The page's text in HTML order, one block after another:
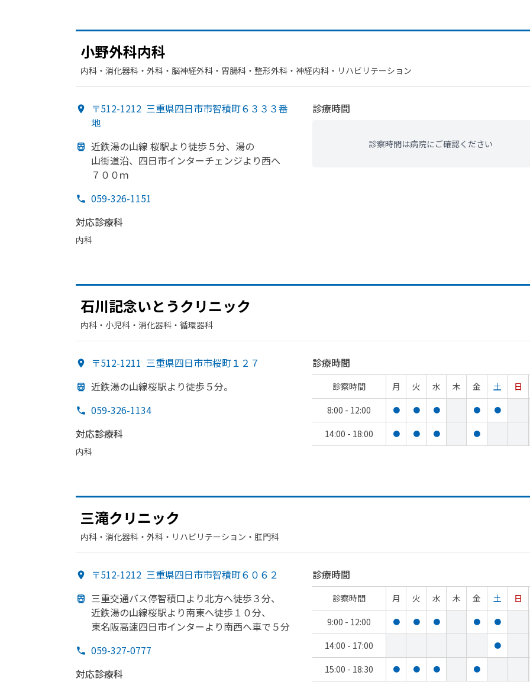
小野外科内科
内科・​消化器科・​外科・​脳神経外科・​胃腸科・​整形外科・​神経内科・​リハビリテーション
〒512-1212 三重県四日市市智積町６３３３番
地
近鉄湯の山線 桜駅より徒歩５分、 湯の
山街道沿、 四日市インターチェンジより西へ
７００ｍ
059-326-1151
対応診療科
内科
診療時間
診察時間は病院にご確認ください
石川記念いとうクリニック
内科・​小児科・​消化器科・​循環器科
〒512-1211 三重県四日市市桜町１２７
近鉄湯の山線桜駅より徒歩５分。
059-326-1134
対応診療科
内科
診療時間
診察時間 月 火 水 木 金 土
日
8:00 - 12:00
● ● ● ● ●
14:00 - 18:00 ● ● ● ●
三滝クリニック
内科・​消化器科・​外科・​リハビリテーション・​肛門科
〒512-1212 三重県四日市市智積町６０６２
三重交通バス停智積口より北方へ徒歩３分、
近鉄湯の山線桜駅より南東へ徒歩１０分、
東名阪高速四日市インターより南西へ車で ５分
059-327-0777
対応診療科
診療時間
診察時間 月 火 水 木 金 土
日
9:00 - 12:00
● ● ● ● ●
14:00 - 17:00 ●
15:00 - 18:30 ● ● ● ●